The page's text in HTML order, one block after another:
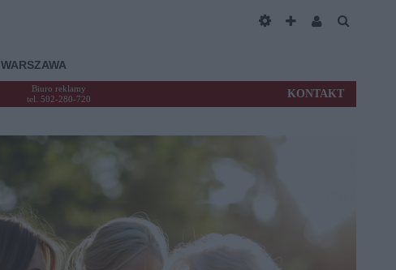
WARSZAWA
Biuro reklamy
tel. 502-280-720
KONTAKT